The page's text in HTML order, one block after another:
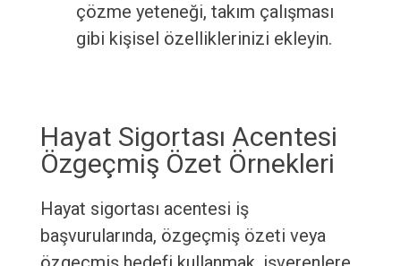
çözme yeteneği, takım çalışması
gibi kişisel özelliklerinizi ekleyin.
Hayat Sigortası Acentesi
Özgeçmiş Özet Örnekleri
Hayat sigortası acentesi iş
başvurularında, özgeçmiş özeti veya